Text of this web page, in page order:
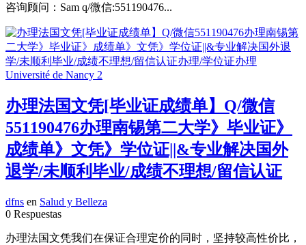
咨询顾问：Sam q/微信:551190476...
办理法国文凭[毕业证成绩单】Q/微信
551190476办理南锡第二大学》毕业证》
成绩单》文凭》学位证||&专业解决国外
退学/未顺利毕业/成绩不理想/留信认证
dfns en Salud y Belleza
0 Respuestas
办理法国文凭我们在保证合理定价的同时，坚持较高性价比，